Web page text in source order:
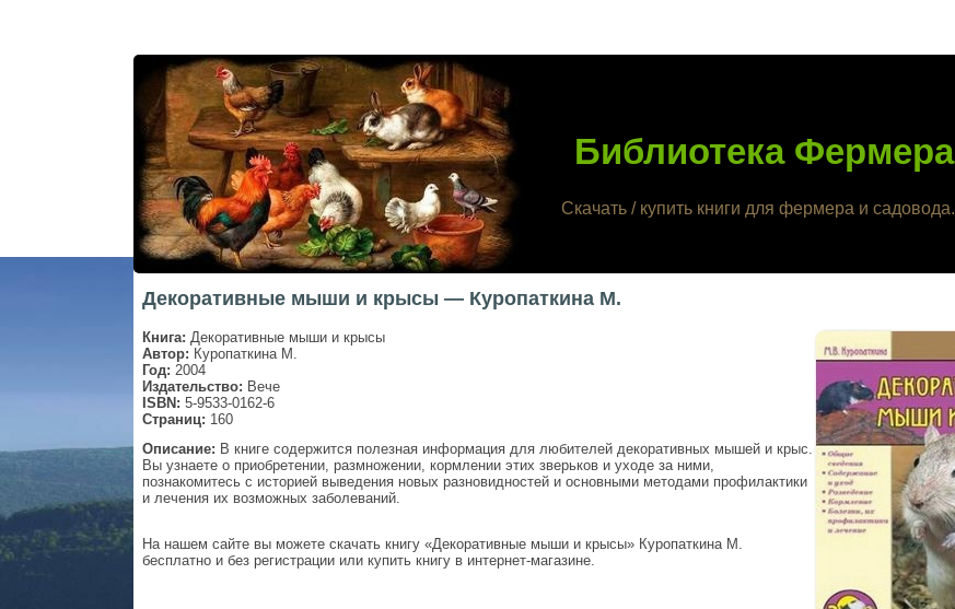
Библиотека Фермера
Скачать / купить книги для фермера и садовода.
Декоративные мыши и крысы — Куропаткина М.
Книга: Декоративные мыши и крысы
Автор: Куропаткина М.
Год: 2004
Издательство: Вече
ISBN: 5-9533-0162-6
Страниц: 160
Описание: В книге содержится полезная информация для любителей декоративных мышей и крыс.
Вы узнаете о приобретении, размножении, кормлении этих зверьков и уходе за ними,
познакомитесь с историей выведения новых разновидностей и основными методами профилактики
и лечения их возможных заболеваний.
На нашем сайте вы можете скачать книгу «Декоративные мыши и крысы» Куропаткина М.
бесплатно и без регистрации или купить книгу в интернет-магазине.